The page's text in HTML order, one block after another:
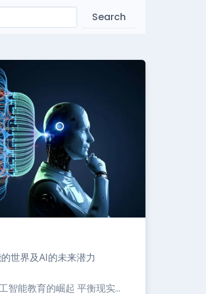
Search
世界及AI的未来潜力
智能教育的崛起 平衡现实...